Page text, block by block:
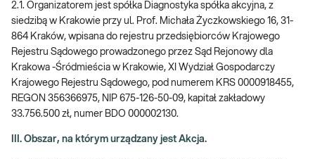
2.1. Organizatorem jest spółka Diagnostyka spółka akcyjna, z
siedzibą w Krakowie przy ul. Prof. Michała Życzkowskiego 16, 31-
864 Kraków, wpisana do rejestru przedsiębiorców Krajowego
Rejestru Sądowego prowadzonego przez Sąd Rejonowy dla
Krakowa -Śródmieścia w Krakowie, XI Wydział Gospodarczy
Krajowego Rejestru Sądowego, pod numerem KRS 0000918455,
REGON 356366975, NIP 675-126-50-09, kapitał zakładowy
33.756.500 zł, numer BDO 000002130.
III. Obszar, na którym urządzany jest Akcja.